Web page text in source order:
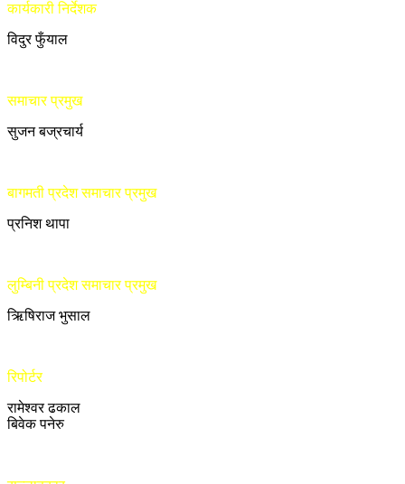
कार्यकारी निर्देशक
विदुर फुँयाल
समाचार प्रमुख
सुजन बज्रचार्य
बागमती प्रदेश समाचार प्रमुख
प्रनिश थापा
लुम्बिनी प्रदेश समाचार प्रमुख
ऋिषिराज भुसाल
रिपोर्टर
रामेश्वर ढकाल
बिवेक पनेरु